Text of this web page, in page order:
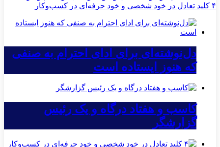
۴ کلید تعادل در خود شخصی و خود حرفه‌ای در کسب‌وکار
دل‌نوشته‌ای برای ادای احترام به صنفی
که هنوز ایستاده است
کاسب و هفتاد درگاه و یک رئیس
گزارشگر